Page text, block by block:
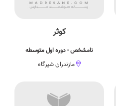
کوثر
نامشخص - دوره اول متوسطه
مازندران شیرگاه